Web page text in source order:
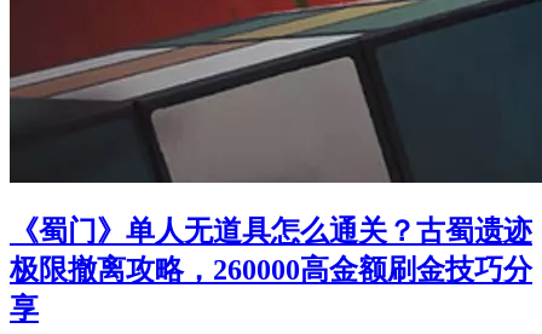
《蜀门》单人无道具怎么通关？古蜀遗迹
极限撤离攻略，260000高金额刷金技巧分
享